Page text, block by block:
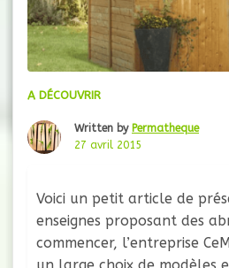
A DÉCOUVRIR
Written by Permatheque
27 avril 2015
Voici un petit article de
enseignes proposant des
commencer, l’entreprise